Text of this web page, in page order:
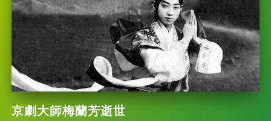
京劇大師梅蘭芳逝世